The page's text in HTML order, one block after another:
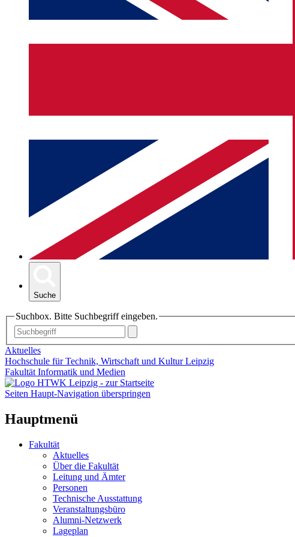
Suche
Suchbox. Bitte Suchbegriff eingeben.
Aktuelles
Hochschule für Technik, Wirtschaft und Kultur Leipzig
Fakultät Informatik und Medien
Seiten Haupt-Navigation überspringen
Hauptmenü
Fakultät
Aktuelles
Über die Fakultät
Leitung und Ämter
Personen
Technische Ausstattung
Veranstaltungsbüro
Alumni-Netzwerk
Lageplan